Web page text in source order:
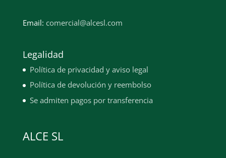
Email: comercial@alcesl.com
Legalidad
Política de privacidad y aviso legal
Política de devolución y reembolso
Se admiten pagos por transferencia
ALCE SL